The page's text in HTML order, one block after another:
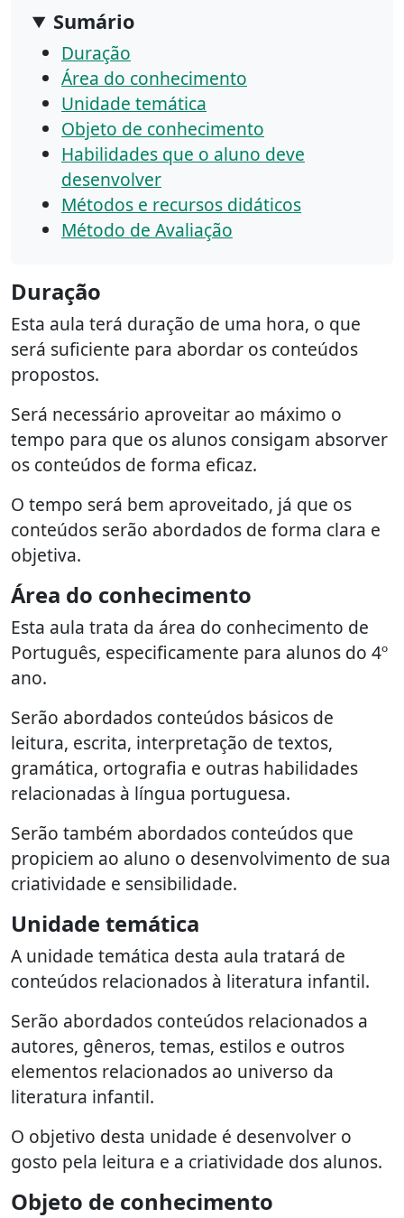
Sumário
Duração
Área do conhecimento
Unidade temática
Objeto de conhecimento
Habilidades que o aluno deve
desenvolver
Métodos e recursos didáticos
Método de Avaliação
Duração
Esta aula terá duração de uma hora, o que
será suficiente para abordar os conteúdos
propostos.
Será necessário aproveitar ao máximo o
tempo para que os alunos consigam absorver
os conteúdos de forma eficaz.
O tempo será bem aproveitado, já que os
conteúdos serão abordados de forma clara e
objetiva.
Área do conhecimento
Esta aula trata da área do conhecimento de
Português, especificamente para alunos do 4º
ano.
Serão abordados conteúdos básicos de
leitura, escrita, interpretação de textos,
gramática, ortografia e outras habilidades
relacionadas à língua portuguesa.
Serão também abordados conteúdos que
propiciem ao aluno o desenvolvimento de sua
criatividade e sensibilidade.
Unidade temática
A unidade temática desta aula tratará de
conteúdos relacionados à literatura infantil.
Serão abordados conteúdos relacionados a
autores, gêneros, temas, estilos e outros
elementos relacionados ao universo da
literatura infantil.
O objetivo desta unidade é desenvolver o
gosto pela leitura e a criatividade dos alunos.
Objeto de conhecimento